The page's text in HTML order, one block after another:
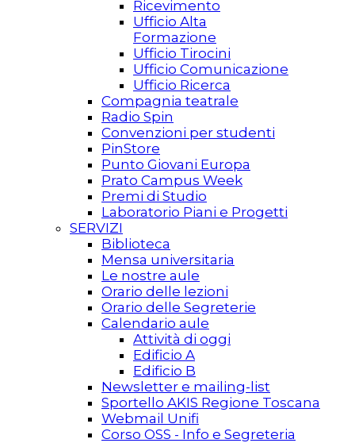
Ricevimento
Ufficio Alta
Formazione
Ufficio Tirocini
Ufficio Comunicazione
Ufficio Ricerca
Compagnia teatrale
Radio Spin
Convenzioni per studenti
PinStore
Punto Giovani Europa
Prato Campus Week
Premi di Studio
Laboratorio Piani e Progetti
SERVIZI
Biblioteca
Mensa universitaria
Le nostre aule
Orario delle lezioni
Orario delle Segreterie
Calendario aule
Attività di oggi
Edificio A
Edificio B
Newsletter e mailing-list
Sportello AKIS Regione Toscana
Webmail Unifi
Corso OSS - Info e Segreteria